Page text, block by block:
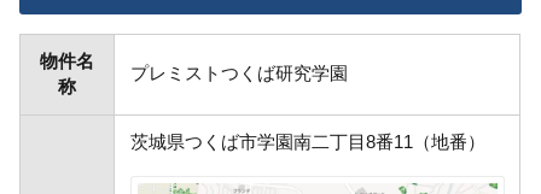
物件名
称
プレミストつくば研究学園
茨城県つくば市学園南二丁目8番11（地番）